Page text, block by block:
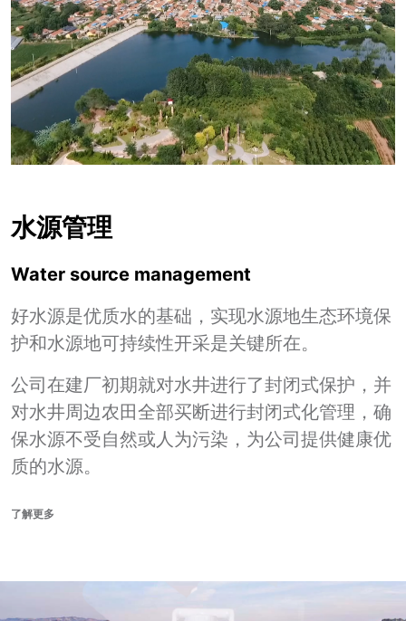
水源管理
Water source management
好水源是优质水的基础，实现水源地生态环境保
护和水源地可持续性开采是关键所在。
公司在建厂初期就对水井进行了封闭式保护，并
对水井周边农田全部买断进行封闭式化管理，确
保水源不受自然或人为污染，为公司提供健康优
质的水源。
了解更多